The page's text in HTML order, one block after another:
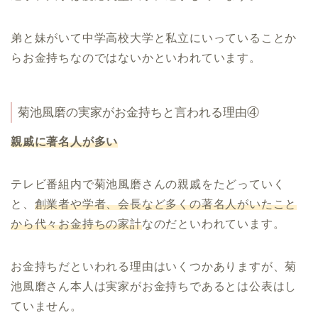
弟と妹がいて中学高校大学と私立にいっていることか
らお金持ちなのではないかといわれています。
菊池風磨の実家がお金持ちと言われる理由④
親戚に著名人が多い
テレビ番組内で菊池風磨さんの親戚をたどっていく
と、 創業者や学者、会長など多くの著名人がいたこと
から代々お金持ちの家計なのだといわれています。
お金持ちだといわれる理由はいくつかありますが、菊
池風磨さん本人は実家がお金持ちであるとは公表はし
ていません。